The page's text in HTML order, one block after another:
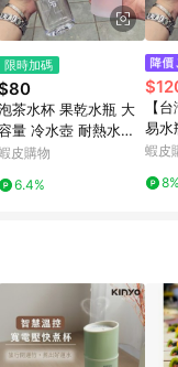
一商品不論件數
饋機制為準。
ETMall銷售網
請務必於訂單
天(含)以上進
指定商品使
品與使用條件
限時加碼
茶水杯 果乾水瓶 大
量 冷水壺 耐熱水壺
摔 隨行杯 茶漏水壺
水分離杯 冷泡茶瓶 隨
皮購物
6.4%
【
易水
動
蝦皮